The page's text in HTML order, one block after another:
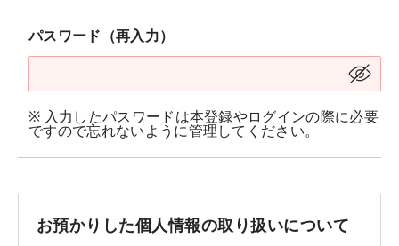
パスワード（再入力）
※ 入力したパスワードは本登録やログインの際に必要
ですので忘れないように管理してください。
お預かりした個人情報の取り扱いについて